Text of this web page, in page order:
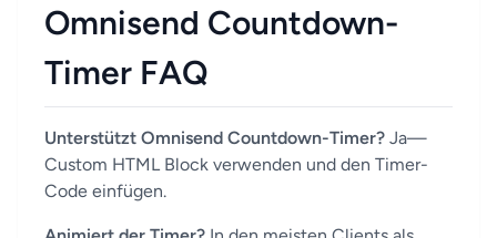
Omnisend Countdown-
Timer FAQ
Unterstützt Omnisend Countdown-Timer? Ja—
Custom HTML Block verwenden und den Timer-
Code einfügen.